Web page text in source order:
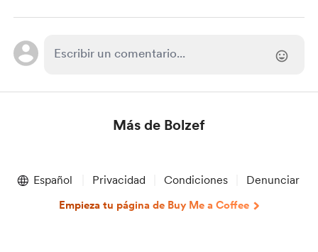
Más de Bolzef
of
Español Privacidad Condiciones Denunciar
Empieza tu página de Buy Me a Coffee